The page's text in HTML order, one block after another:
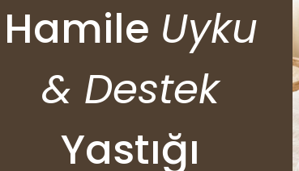
Alt Değiştirme Seti
Göğüs Pedi & Ağız Bezi Seti
Beslenme Seti
Emzirme Önlüğü
Sözleşmeler
Gizlilik Sözleşmesi
İptal ve İade Şartları
Kurumsal
Hamile Uyku
& Destek
Yastığı